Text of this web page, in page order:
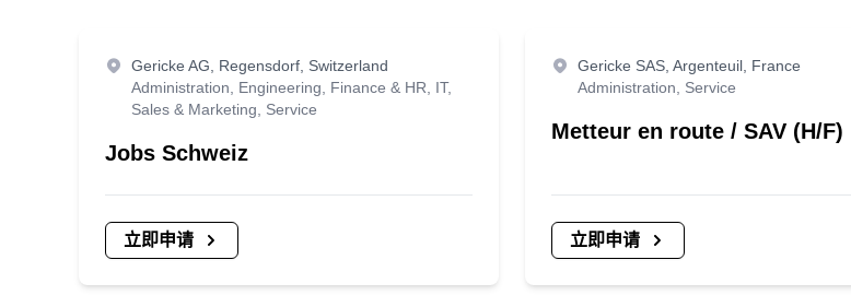
Gericke AG, Regensdorf, Switzerland
Administration, Engineering, Finance & HR, IT,
Sales & Marketing, Service
Jobs Schweiz
立即申请
Gericke SAS, Argenteuil, France
Administration, Service
Metteur en route / SAV (H/F)
立即申请